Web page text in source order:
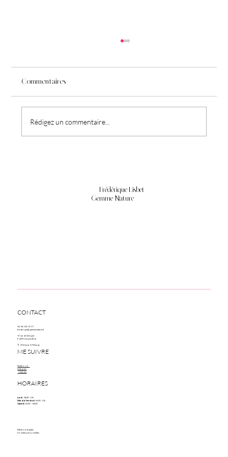
Commentaires
Rédigez un commentaire...
Frédérique Lisbet
Gemme Nature
CONTACT
06 86 88 07 01
frederique@gemme-nature.fr
17 rue de Sévigné
94370 Sucy-en-Brie
© 2024 par STDesign
ME SUIVRE
Facebook
Instagram
Linkedin
HORAIRES
Lundi 13h30 - 21h
Mardi à Vendredi 8h30 - 21h
Samedi 8h30 - 13h30
Mentions légales
Données personnelles